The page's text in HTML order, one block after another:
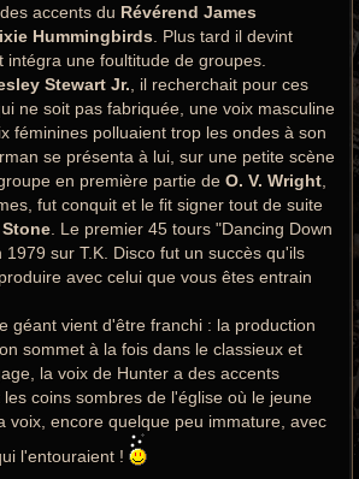
accents du Révérend James
Hummingbirds . Plus tard il devint
intégra une foultitude de groupes.
Stewart Jr. , il recherchait pour ces
ne soit pas fabriquée, une voix masculine
féminines polluaient trop les ondes à son
se présenta à lui, sur une petite scène
en première partie de O. V. Wright
fut conquit et le fit signer tout de suite
. Le premier 45 tours "Dancing Down
1979 sur T.K. Disco fut un succès qu'ils
avec celui que vous êtes entrain
géant vient d'être franchi : la production
sommet à la fois dans le classieux et
la voix de Hunter a des accents
coins sombres de l'église où le jeune
voix, encore quelque peu immature, avec
l'entouraient !